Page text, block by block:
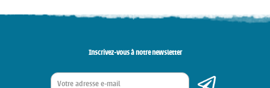
Inscrivez-vous à notre newsletter